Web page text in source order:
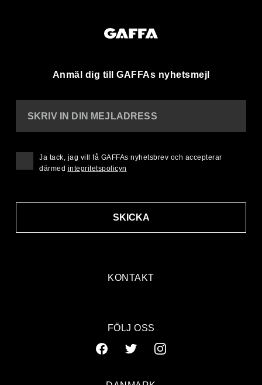
Anmäl dig till GAFFAs nyhetsmejl
KONTAKT
SKRIV IN DIN MEJLADRESS
SKICKA
Ja tack, jag vill få GAFFAs nyhetsbrev och accepterar
därmed integritetspolicyn
FÖLJ OSS